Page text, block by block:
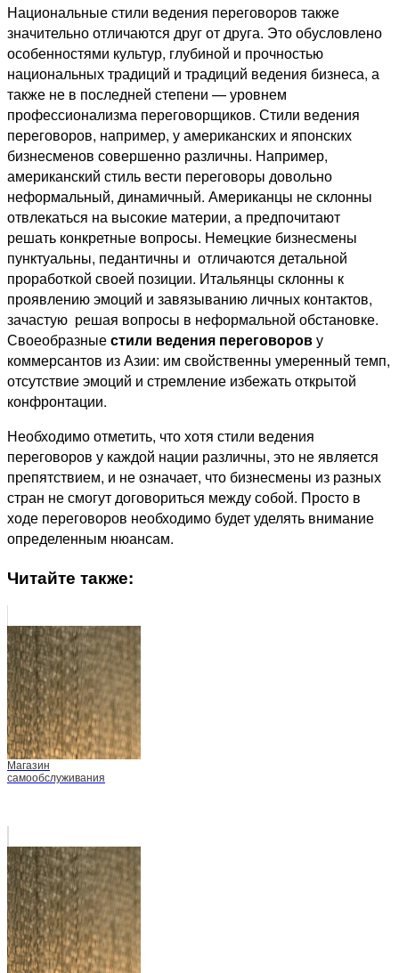
Национальные стили ведения переговоров также
значительно отличаются друг от друга. Это обусловлено
особенностями культур, глубиной и прочностью
национальных традиций и традиций ведения бизнеса, а
также не в последней степени — уровнем
профессионализма переговорщиков. Стили ведения
переговоров, например, у американских и японских
бизнесменов совершенно различны. Например,
американский стиль вести переговоры довольно
неформальный, динамичный. Американцы не склонны
отвлекаться на высокие материи, а предпочитают
решать конкретные вопросы. Немецкие бизнесмены
пунктуальны, педантичны и отличаются детальной
проработкой своей позиции. Итальянцы склонны к
проявлению эмоций и завязыванию личных контактов,
зачастую решая вопросы в неформальной обстановке.
Своеобразныестили ведения переговорову
коммерсантов из Азии: им свойственны умеренный темп,
отсутствие эмоций и стремление избежать открытой
конфронтации.
Необходимо отметить, что хотя стили ведения
переговоров у каждой нации различны, это не является
препятствием, и не означает, что бизнесмены из разных
стран не смогут договориться между собой. Просто в
ходе переговоров необходимо будет уделять внимание
определенным нюансам.
Читайте также:
Магазин
самообслуживания